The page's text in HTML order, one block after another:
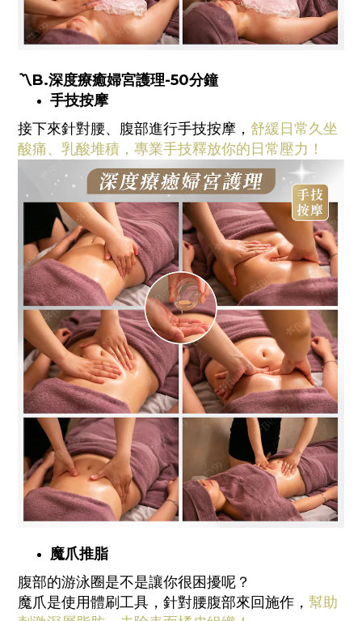
〽️B.深度療癒婦宮護理-50分鐘
手技按摩
接下來針對腰、腹部進行手技按摩， 舒緩日常久坐
酸痛、乳酸堆積，專業手技釋放你的日常壓力！
魔爪推脂
腹部的游泳圈是不是讓你很困擾呢？
魔爪是使用體刷工具，針對腰腹部來回施作， 幫助